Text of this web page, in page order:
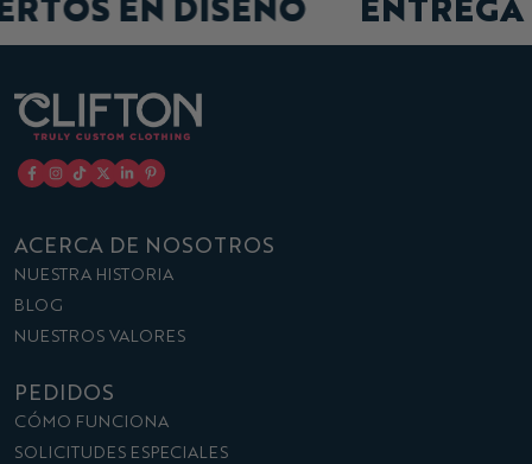
ACERCA DE NOSOTROS
NUESTRA HISTORIA
BLOG
NUESTROS VALORES
PEDIDOS
CÓMO FUNCIONA
SOLICITUDES ESPECIALES